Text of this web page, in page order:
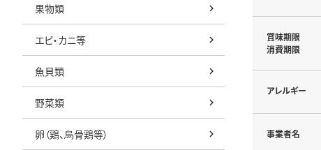
果物類
エビ・カニ等
魚貝類
野菜類
卵（鶏、烏骨鶏等）
賞味期限
消費期限
アレルギー
事業者名